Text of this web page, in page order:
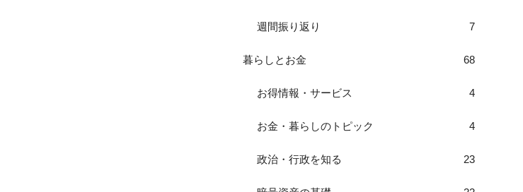
週間振り返り 7
暮らしとお金 68
お得情報・サービス 4
お金・暮らしのトピック 4
政治・行政を知る 23